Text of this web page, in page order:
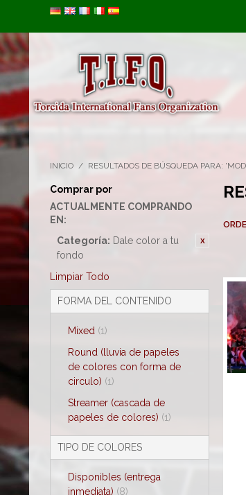
INICIO / RESULTADOS DE BÚSQUEDA PARA:
Comprar por
ACTUALMENTE COMPRANDO
EN:
Categoría: Dale color a tu
fondo
Limpiar Todo
FORMA DEL CONTENIDO
Mixed (1)
Round (lluvia de papeles
de colores con forma de
circulo) (1)
Streamer (cascada de
papeles de colores) (1)
TIPO DE COLORES
Disponibles (entrega
inmediata) (8)